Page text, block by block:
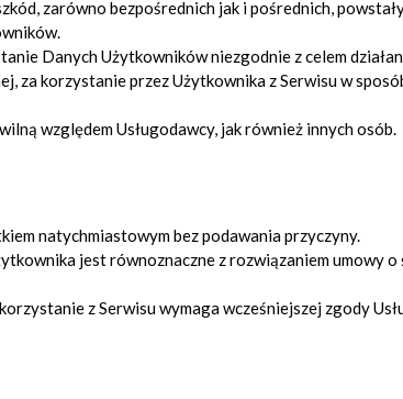
zarówno bezpośrednich jak i pośrednich,
Danych Użytkowników niezgodnie z celem
za korzystanie przez Użytkownika z Serwisu w
względem Usługodawcy, jak również innych osób.
natychmiastowym bez podawania przyczyny.
jest równoznaczne z rozwiązaniem umowy o
z Serwisu wymaga wcześniejszej zgody